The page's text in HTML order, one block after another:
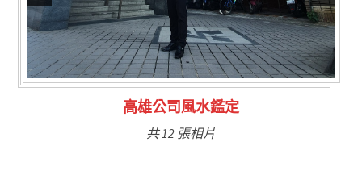
林氏福主量子生基造命
共 6 張相片